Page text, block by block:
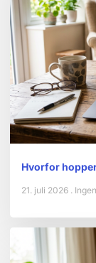
Hvorfor
21. juli 2026